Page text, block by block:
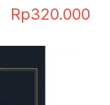
Rp320.000